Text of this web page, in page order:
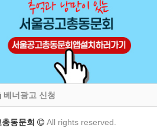
베너광고 신청
동문회 All rights reserved.